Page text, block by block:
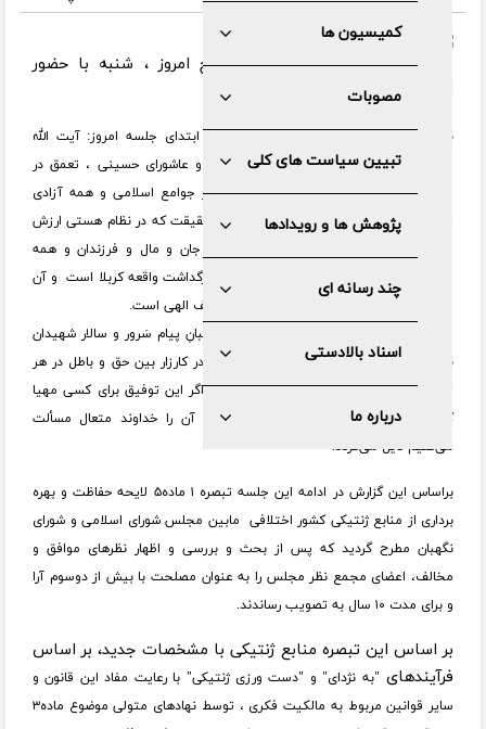
کمیسیون ها
مصوبات
تبیین سیاست های کلی
پژوهش ها و رویدادها
چند رسانه ای
اسناد بالادستی
درباره ما
مجمع تشخیص مصلحت نظام صبح امروز ، شنبه با حضور
اعضاء تشکیل جلسه داد.
به گزارش اداره کل روابط عمومی مجمع در ابتدای جلسه امروز: آیت الله
موحدی کرمانی با تسلیت فرارسیدن تاسوعا و عاشورای حسینی ، تعمق در
قیام اباعبدالله الحسین(علیه السلام) را نیاز جوامع اسلامی و همه آزادی
خواهان دنیا دانست و گفت: فهم عمیق این حقیقت که در نظام هستی ارزش
والایی وجود دارد که برای آن می‌بایست از جان و مال و فرزندان و همه
امتیازات مادی گذشت، یکی از اهداف مهم بزرگداشت واقعه کربلا است و آن
ارزش بزرگ تعبد الهی و التزام به دین و تکالیف الهی است.
وی افزود: فهم عمیق و معرفت حقیقیِ مخاطبانِ پیام سَرور و سالار شهیدان
نسبت به قیام آن حضرت موجب می‌شود تا در کارزار بین حق و باطل در هر
زمان و مکانی ، از جان و مال خود بگذرند و اگر این توفیق برای کسی مهیا
گردید به مقام محمود که در زیارت عاشورا آن را خداوند متعال مسألت
می‌کنیم نایل می‌گردد.
براساس این گزارش در ادامه این جلسه تبصره ۱ ماده۵ لایحه حفاظت و بهره
برداری از منابع ژنتیکی کشور اختلافی مابین مجلس شورای اسلامی و شورای
نگهبان مطرح گردید که پس از بحث و بررسی و اظهار نظرهای موافق و
مخالف، اعضای مجمع نظر مجلس را به عنوان مصلحت با بیش از دوسوم آرا
و برای مدت ۱۰ سال به تصویب رساندند.
بر اساس این تبصره منابع ژنتیکی با مشخصات جدید، بر اساس
فرآیندهای"به نژدای" و "دست ورزی ژنتیکی" با رعایت مفاد این قانون و
سایر قوانین مربوط به مالکیت فکری ، توسط نهادهای متولی موضوع ماده۳